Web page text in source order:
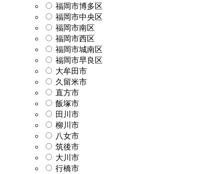
福岡市博多区
福岡市中央区
福岡市南区
福岡市西区
福岡市城南区
福岡市早良区
大牟田市
久留米市
直方市
飯塚市
田川市
柳川市
八女市
筑後市
大川市
行橋市